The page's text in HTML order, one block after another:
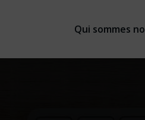
Qui sommes